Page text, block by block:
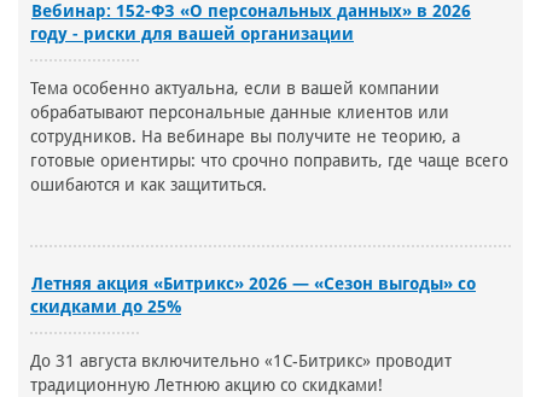
Вебинар: 152-ФЗ «О персональных данных» в 2026
году - риски для вашей организации
Тема особенно актуальна, если в вашей компании
обрабатывают персональные данные клиентов или
сотрудников. На вебинаре вы получите не теорию, а
готовые ориентиры: что срочно поправить, где чаще всего
ошибаются и как защититься.
Летняя акция «Битрикс» 2026 — «Сезон выгоды» со
скидками до 25%
До 31 августа включительно «1С-Битрикс» проводит
традиционную Летнюю акцию со скидками!